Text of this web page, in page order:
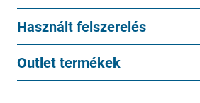
Használt felszerelés
Outlet termékek